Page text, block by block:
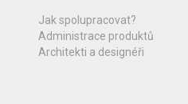
Jak spolupracovat?
Administrace produktů
Architekti a designéři